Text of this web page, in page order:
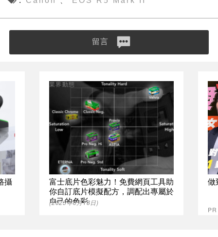
留言
攝
富士底片色彩魅力！免費網頁工具助
你自訂底片模擬配方，調配出專屬於
自己的色彩
業界動態
(2025年6月18日)
做